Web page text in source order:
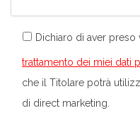
Dichiaro di aver preso
trattamento dei miei dati
che il Titolare potrà
di direct marketing.